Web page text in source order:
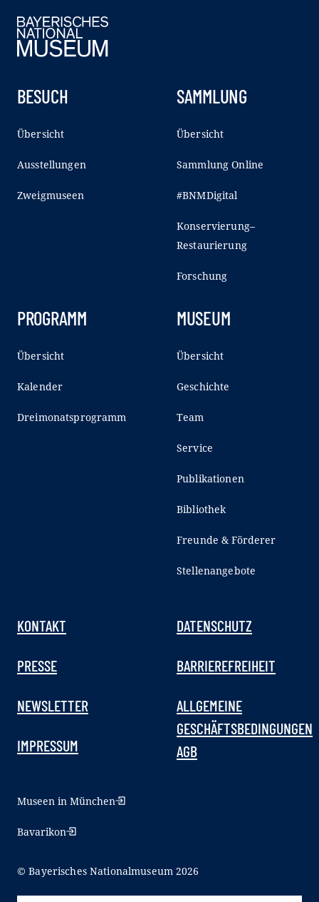
BESUCH
Übersicht
Ausstellungen
Zweigmuseen
SAMMLUNG
Übersicht
Sammlung Online
#BNMDigital
Konservierung–
Restaurierung
Forschung
PROGRAMM
Übersicht
Kalender
Dreimonatsprogramm
MUSEUM
Übersicht
Geschichte
Team
Service
Publikationen
Bibliothek
Freunde & Förderer
Stellenangebote
KONTAKT
PRESSE
NEWSLETTER
IMPRESSUM
DATENSCHUTZ
BARRIEREFREIHEIT
ALLGEMEINE
GESCHÄFTSBEDINGUNGEN
AGB
Museen in München
Bavarikon
© Bayerisches Nationalmuseum 2026